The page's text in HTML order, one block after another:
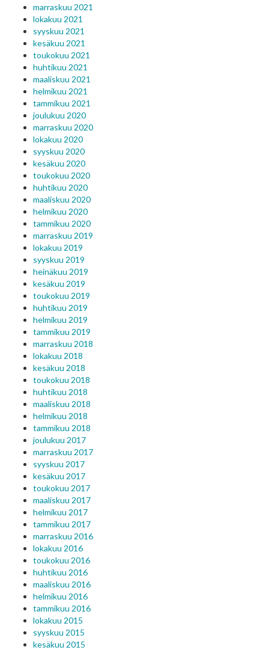
marraskuu 2021
lokakuu 2021
syyskuu 2021
kesäkuu 2021
toukokuu 2021
huhtikuu 2021
maaliskuu 2021
helmikuu 2021
tammikuu 2021
joulukuu 2020
marraskuu 2020
lokakuu 2020
syyskuu 2020
kesäkuu 2020
toukokuu 2020
huhtikuu 2020
maaliskuu 2020
helmikuu 2020
tammikuu 2020
marraskuu 2019
lokakuu 2019
syyskuu 2019
heinäkuu 2019
kesäkuu 2019
toukokuu 2019
huhtikuu 2019
helmikuu 2019
tammikuu 2019
marraskuu 2018
lokakuu 2018
kesäkuu 2018
toukokuu 2018
huhtikuu 2018
maaliskuu 2018
helmikuu 2018
tammikuu 2018
joulukuu 2017
marraskuu 2017
syyskuu 2017
kesäkuu 2017
toukokuu 2017
maaliskuu 2017
helmikuu 2017
tammikuu 2017
marraskuu 2016
lokakuu 2016
toukokuu 2016
huhtikuu 2016
maaliskuu 2016
helmikuu 2016
tammikuu 2016
lokakuu 2015
syyskuu 2015
kesäkuu 2015